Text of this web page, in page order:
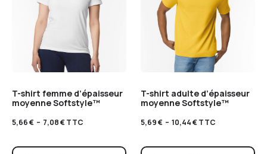
T-shirt femme d’épaisseur
moyenne Softstyle™
5,66€ – 7,08€TTC
T-shirt adulte d’épaisseur
moyenne Softstyle™
5,69€ – 10,44€TTC